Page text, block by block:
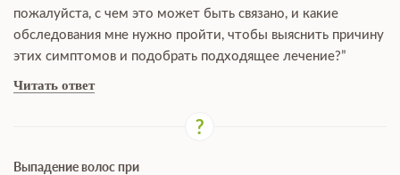
пожалуйста, с чем это может быть связано, и какие
обследования мне нужно пройти, чтобы выяснить причину
этих симптомов и подобрать подходящее лечение?”
Читать ответ
Выпадение волос при